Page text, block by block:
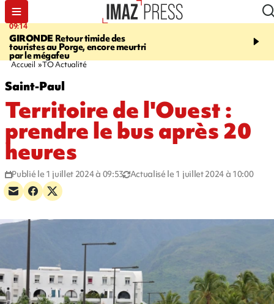
09:14
GIRONDE Retour timide des
touristes au Porge, encore meurtri
par le mégafeu
13:09
Des
font cinq morts en
Accueil TO Actualité
Saint-Paul
Territoire de l'Ouest :
prendre le bus après 20
heures
Publié le 1 juillet 2024 à 09:53 Actualisé le 1 juillet 2024 à 10:00